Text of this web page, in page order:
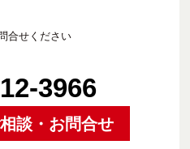
合せください
3966
談・お問合せ